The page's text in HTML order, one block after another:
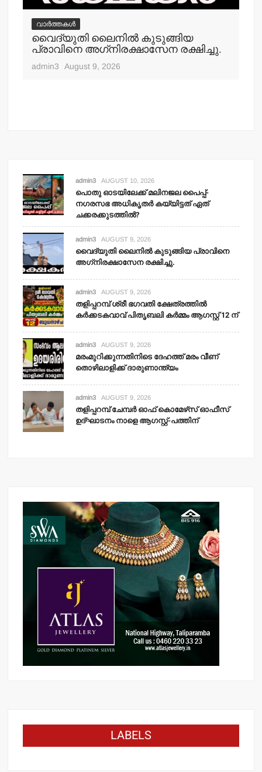
വാർത്തകൾ
വൈദ്യുതി ലൈനില്‍ കുടുങ്ങിയ
പ്രാവിനെ അഗ്‌നിരക്ഷാസേന രക്ഷിച്ചു.
admin3 August 9, 2026
admin3 AUGUST 10, 2026
പൊതു ഓടയിലേക്ക് മലിനജല പൈപ്പ്-
നഗരസഭ അധികൃതര്‍ കയ്യിട്ടത് ഏത്
ചക്കരക്കുടത്തില്‍?
admin3 AUGUST 9, 2026
വൈദ്യുതി ലൈനില്‍ കുടുങ്ങിയ പ്രാവിനെ
അഗ്‌നിരക്ഷാസേന രക്ഷിച്ചു.
admin3 AUGUST 9, 2026
തളിപ്പറമ്പ് ശ്രീ ഭഗവതി ക്ഷേത്രത്തില്‍
കര്‍ക്കടകവാവ് പിതൃബലി കര്‍മ്മം ആഗസ്റ്റ് 12 ന്
admin3 AUGUST 9, 2026
മരംമുറിക്കുന്നതിനിടെ ദേഹത്ത് മരം വീണ്
തൊഴിലാളിക്ക് ദാരുണാന്ത്യം
admin3 AUGUST 9, 2026
തളിപ്പറമ്പ് ചേമ്പര്‍ ഓഫ് കൊമേഴ്‌സ് ഓഫീസ്
ഉദ്ഘാടനം നാളെ ആഗസ്റ്റ്-പത്തിന്
LABELS